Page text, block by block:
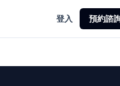
登入 預約諮